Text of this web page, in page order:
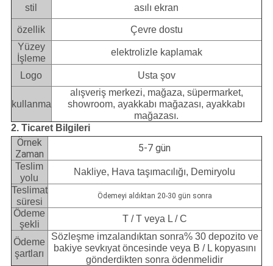
stil asılı ekran
özellik
Çevre dostu
Yüzey
İşleme
elektrolizle kaplamak
Logo Usta şov
kullanma
alışveriş merkezi, mağaza, süpermarket,
showroom, ayakkabı mağazası, ayakkabı
mağazası.
2. Ticaret Bilgileri
Örnek
Zaman
5-7 gün
Teslim
yolu
Nakliye, Hava taşımacılığı, Demiryolu
Teslimat
süresi
Ödemeyi aldıktan 20-30 gün sonra
Ödeme
şekli
T / T veya L / C
Ödeme
şartları
Sözleşme imzalandıktan sonra% 30 depozito ve
bakiye sevkıyat öncesinde veya B / L kopyasını
gönderdikten sonra ödenmelidir